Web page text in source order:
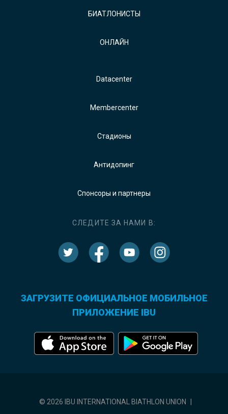
БИАТЛОНИСТЫ
ОНЛАЙН
Datacenter
Membercenter
Стадионы
Антидопинг
Спонсоры и партнеры
СЛЕДИТЕ ЗА НАМИ В:
ЗАГРУЗИТЕ ОФИЦИАЛЬНОЕ МОБИЛЬНОЕ
ПРИЛОЖЕНИЕ IBU
© 2026 IBU INTERNATIONAL BIATHLON UNION